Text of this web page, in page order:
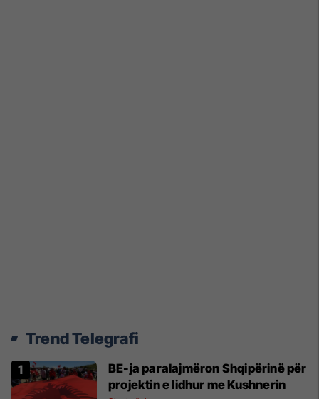
Trend Telegrafi
BE-ja paralajmëron Shqipërinë për
projektin e lidhur me Kushnerin